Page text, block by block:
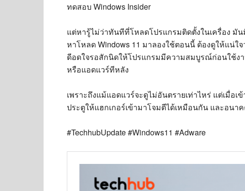
ทดสอบ Windows Insider
แต่หารู้ไม่ว่าทันทีที่โหลดโปรแกรมติดตั้งในเครื่อง มั
หาโหลด Windows 11 มาลองใช้ตอนนี้ ต้องดูให้แน่ใ
ดีอดใจรอสักนิดให้โปรแกรมมีความสมบูรณ์ก่อนใช้ง
หรือแอดแวร์ทีหลัง
เพราะถึงแม้แอดแวร์จะดูไม่อันตรายเท่าไหร่ แต่เมื่อเ
ประตูให้แฮกเกอร์เข้ามาโจมตีได้เหมือนกัน และอนา
#TechhubUpdate #Windows11 #Adware